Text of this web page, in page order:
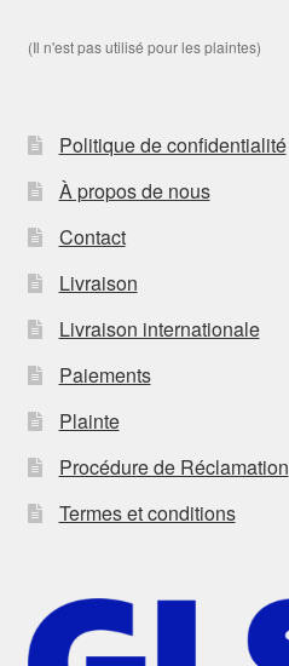
(Il n'est pas utilisé pour les plaintes)
Politique de confidentialité
À propos de nous
Contact
Livraison
Livraison internationale
Paiements
Plainte
Procédure de Réclamation
Termes et conditions